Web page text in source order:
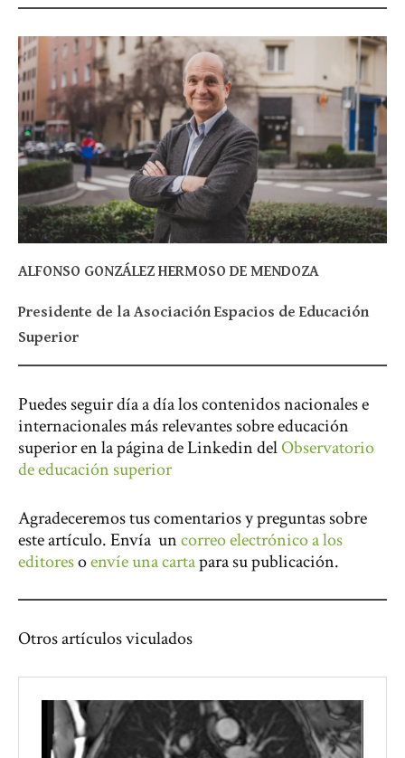
ALFONSO GONZÁLEZ HERMOSO DE MENDOZA
Presidente de la Asociación Espacios de Educación
Superior
Puedes seguir día a día los contenidos nacionales e
internacionales más relevantes sobre educación
superior en la página de Linkedin delObservatorio
de educación superior
Agradeceremos tus comentarios y preguntas sobre
este artículo. Envía uncorreo electrónico a los
editoresoenvíe una cartapara su publicación.
Otros artículos viculados